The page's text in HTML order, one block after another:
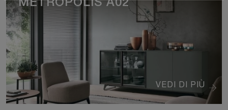
VEDI DI PIÙ
METROPOLIS A02